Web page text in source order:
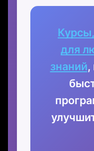
для
знаний,